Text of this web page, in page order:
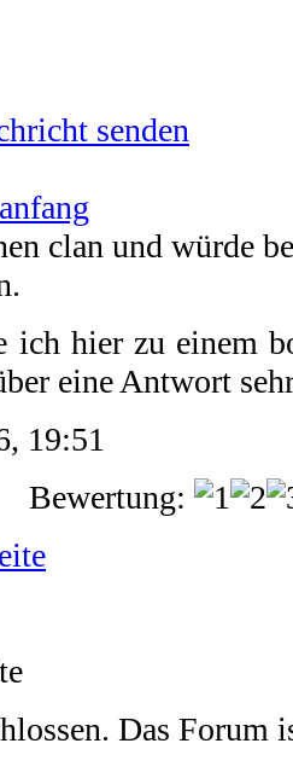
clan und würde
ich hier zu einem
eine Antwort
19:51
Bewertung:
Das Forum